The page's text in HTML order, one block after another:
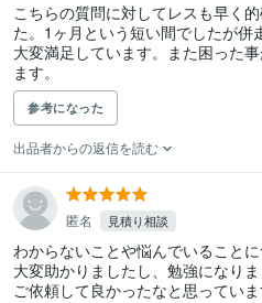
こちらの質問に対してレスも早く
た。1ヶ月という短い間でしたが併
大変満足しています。また困った
ます。
参考になった
出品者からの返信を読む
匿名 見積り相談
わからないことや悩んでいること
大変助かりましたし、勉強になりま
ご依頼して良かったなと思っていま